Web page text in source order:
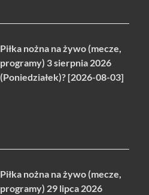
Piłka nożna na żywo (mecze,
programy) 3 sierpnia 2026
(Poniedziałek)? [2026-08-03]
Piłka nożna na żywo (mecze,
programy) 29 lipca 2026